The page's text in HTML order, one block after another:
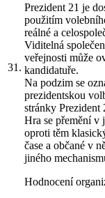
31.
Prezident 21 je
použitím
reálné a
Viditelná
veřejnosti může
kandidatuře.
Na podzim se
prezidentskou
stránky
Hra se přemění v
oproti těm
čase a občané v
jiného
Hodnocení